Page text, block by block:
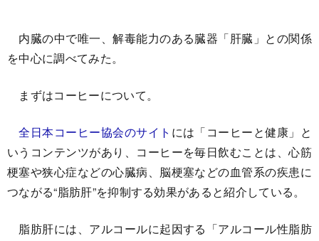
内臓の中で唯一、解毒能力のある臓器「肝臓」との関係
を中心に調べてみた。
まずはコーヒーについて。
全日本コーヒー協会のサイト には「コーヒーと健康」と
いうコンテンツがあり、コーヒーを毎日飲むことは、心筋
梗塞や狭心症などの心臓病、脳梗塞などの血管系の疾患に
つながる“脂肪肝”を抑制する効果があると紹介している。
脂肪肝には、アルコールに起因する「アルコール性脂肪